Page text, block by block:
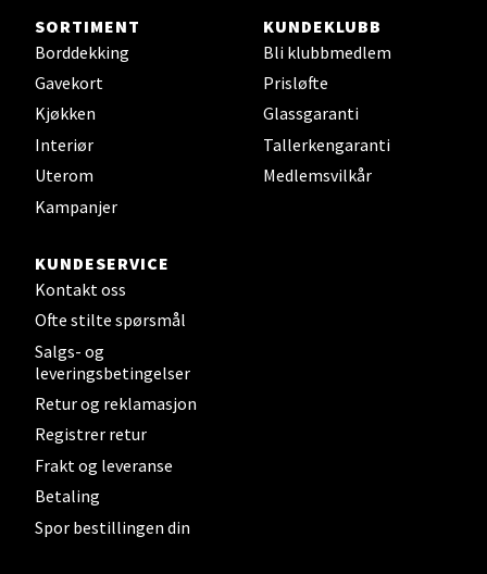
SORTIMENT
Borddekking
Gavekort
Kjøkken
Interiør
Uterom
Kampanjer
KUNDEKLUBB
Bli klubbmedlem
Prisløfte
Glassgaranti
Tallerkengaranti
Medlemsvilkår
KUNDESERVICE
Kontakt oss
Ofte stilte spørsmål
Salgs- og
leveringsbetingelser
Retur og reklamasjon
Registrer retur
Frakt og leveranse
Betaling
Spor bestillingen din
Brodtkorbsgate 7, 1338 Sandvika
Åpent i dag 10-21
0 i butikk
Bergen - Thon Senter Sartor
Sartorvegen 12, 5353 Straume
Åpent i dag 10-21
0 i butikk